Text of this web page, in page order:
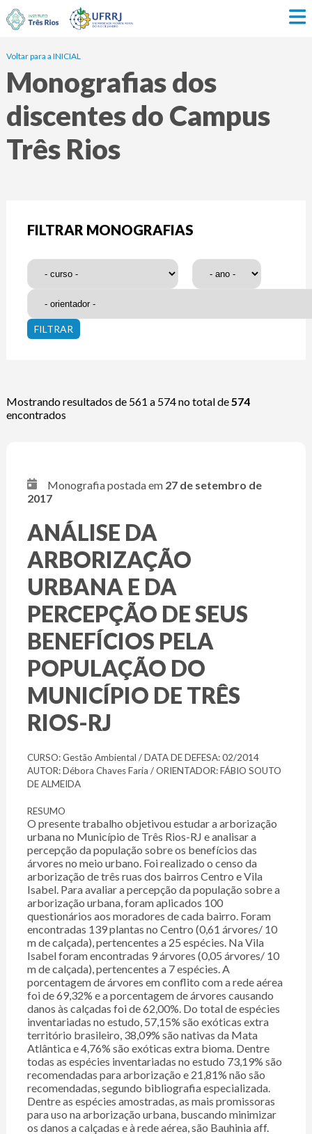
Voltar para a INICIAL
Monografias dos
discentes do Campus
Três Rios
FILTRAR MONOGRAFIAS
Mostrando resultados de 561 a 574 no total de574
encontrados
Monografia postada em 27 de setembro de
2017
ANÁLISE DA
ARBORIZAÇÃO
URBANA E DA
PERCEPÇÃO DE SEUS
BENEFÍCIOS PELA
POPULAÇÃO DO
MUNICÍPIO DE TRÊS
RIOS-RJ
CURSO: Gestão Ambiental / DATA DE DEFESA: 02/2014
AUTOR: Débora Chaves Faria / ORIENTADOR: FÁBIO SOUTO
DE ALMEIDA
RESUMO
O presente trabalho objetivou estudar a arborização
urbana no Município de Três Rios-RJ e analisar a
percepção da população sobre os benefícios das
árvores no meio urbano. Foi realizado o censo da
arborização de três ruas dos bairros Centro e Vila
Isabel. Para avaliar a percepção da população sobre a
arborização urbana, foram aplicados 100
questionários aos moradores de cada bairro. Foram
encontradas 139 plantas no Centro (0,61 árvores/ 10
m de calçada), pertencentes a 25 espécies. Na Vila
Isabel foram encontradas 9 árvores (0,05 árvores/ 10
m de calçada), pertencentes a 7 espécies. A
porcentagem de árvores em conflito com a rede aérea
foi de 69,32% e a porcentagem de árvores causando
danos às calçadas foi de 62,00%. Do total de espécies
inventariadas no estudo, 57,15% são exóticas extra
território brasileiro, 38,09% são nativas da Mata
Atlântica e 4,76% são exóticas extra bioma. Dentre
todas as espécies inventariadas no estudo 73,19% são
recomendadas para arborização e 21,81% não são
recomendadas, segundo bibliografia especializada.
Dentre as espécies amostradas, as mais promissoras
para uso na arborização urbana, buscando minimizar
os danos a calçadas e à rede aérea, são Bauhinia aff.